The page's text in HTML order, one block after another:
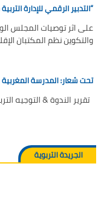
“التدبير الرقمي للإدارة
على اثر توصيات المجلس
والتكوين نظم المكتبان
تحت شعار: المدرسة
تقرير الندوة & التوجيه
الجريدة التربوية